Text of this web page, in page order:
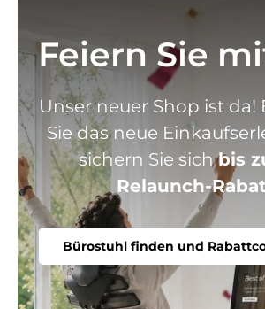
Feiern Sie
Unser neuer Shop ist da!
Sie das neue
sichern Sie sichbis
Relaunch-
Bürostuhl finden und